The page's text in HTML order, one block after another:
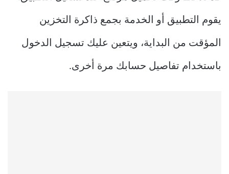
يقوم التطبيق أو الخدمة بجمع ذاكرة التخزين
المؤقت من البداية، ويتعين عليك تسجيل الدخول
باستخدام تفاصيل حسابك مرة أخرى.